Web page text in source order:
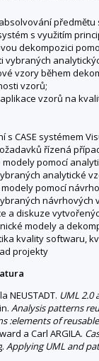
předmětu
s využitím
dekompozici
vybraných
vzory během
vzorů;
vzorů na
s CASE systémem
řízená
modely pomocí
analytické
pomocí
návrhových
a diskuze
modely a
kvality softwaru,
projekty
NEUSTADT. UML 2.0
Analysis patterns
:elements of
a Carl ARGILA.
Applying UML and